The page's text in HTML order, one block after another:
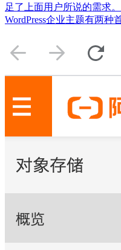
足了上面用户所说的需求
WordPress企业主题有两种